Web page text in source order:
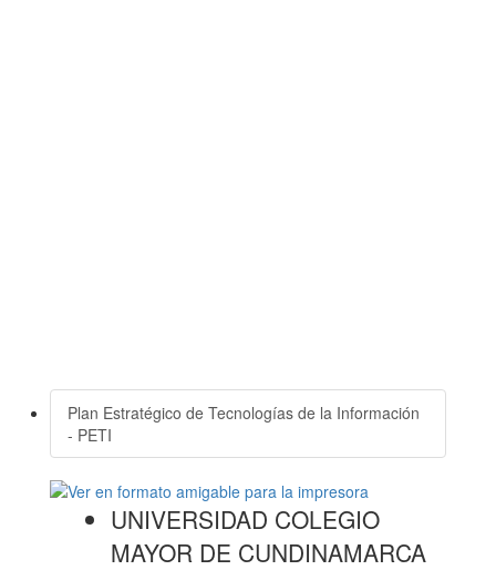
Plan Estratégico de Tecnologías de la Información
- PETI
UNIVERSIDAD COLEGIO
MAYOR DE CUNDINAMARCA